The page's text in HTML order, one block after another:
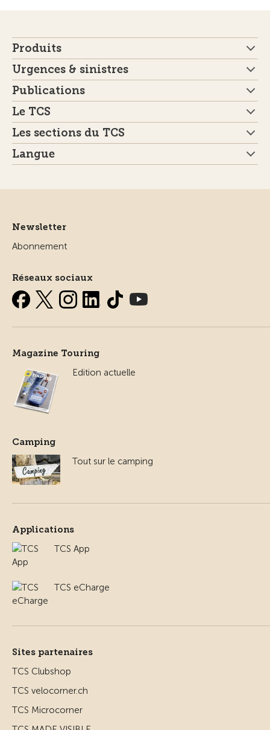
Produits
Urgences & sinistres
Publications
Le TCS
Les sections du TCS
Langue
Newsletter
Abonnement
Réseaux sociaux
Magazine Touring
Edition actuelle
Camping
Tout sur le camping
Applications
TCS App
TCS eCharge
Sites partenaires
TCS Clubshop
TCS velocorner.ch
TCS Microcorner